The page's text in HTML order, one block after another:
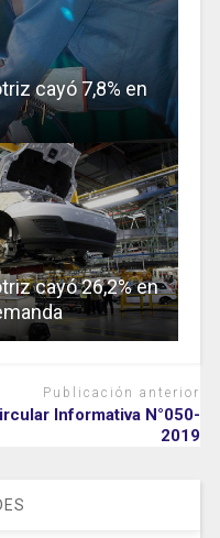
cayó 7,8% en
cayó 26,2% en
Publicación anterior
Informativa N°050-
2019